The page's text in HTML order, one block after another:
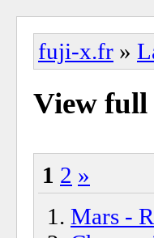
fuji-x.fr »
View full
1 2 »
Mars -